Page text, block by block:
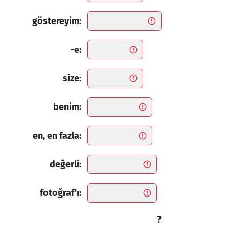
göstereyim:
-e:
size:
benim:
en, en fazla:
değerli:
fotoğraf'ı:
?